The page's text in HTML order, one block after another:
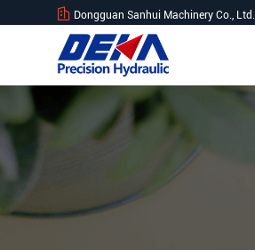
Dongguan Sanhui Machinery Co., Ltd.